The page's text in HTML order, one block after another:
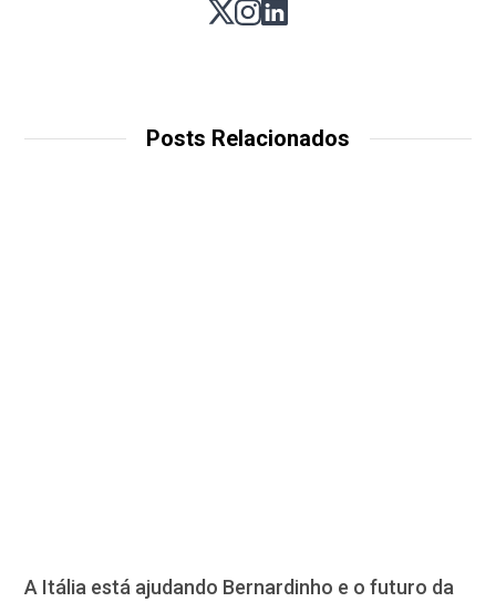
Posts Relacionados
A Itália está ajudando Bernardinho e o futuro da